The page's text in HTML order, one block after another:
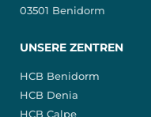
03501 Benidorm
UNSERE ZENTREN
HCB Benidorm
HCB Denia
HCB Calpe